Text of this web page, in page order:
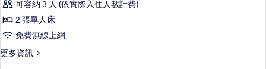
情
Twin
Bed
Club
Lounge
Access
可容納 3 人 (依實際入住人數計費)
2 張單人床
免費無線上網
更多資訊
更